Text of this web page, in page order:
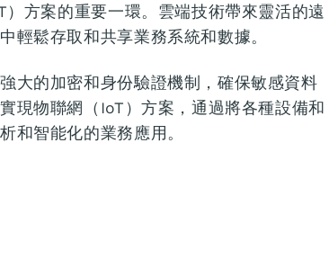
方案的重要一環。雲端技術帶來靈活的遠
輕鬆存取和共享業務系統和數據。
大的加密和身份驗證機制，確保敏感資料
現物聯網（IoT）方案，通過將各種設備和
和智能化的業務應用。